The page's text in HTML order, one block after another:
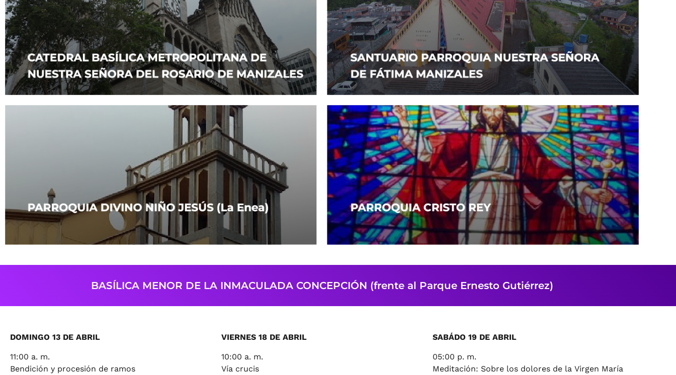
BASÍLICA MENOR DE LA INMACULADA CONCEPCIÓN (frente al Parque Ernesto Gutiérrez)
DOMINGO 13 DE ABRIL
11:00 a. m.
Bendición y procesión de ramos
VIERNES 18 DE ABRIL
10:00 a. m.
Vía crucis
SABÁDO 19 DE ABRIL
05:00 p. m.
Meditación: Sobre los dolores de la Virgen María